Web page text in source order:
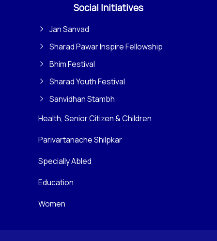
Social Initiatives
Jan Sanvad
Sharad Pawar Inspire Fellowship
Bhim Festival
Sharad Youth Festival
Sanvidhan Stambh
Health, Senior Citizen & Children
Parivartanache Shilpkar
Specially Abled
Education
Women